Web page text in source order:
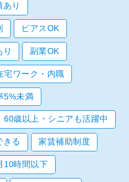
り
ピアスOK
副業OK
宅ワーク・内職
5%未満
60歳以上・シニアも活躍中
きる 家賃補助制度
10時間以下